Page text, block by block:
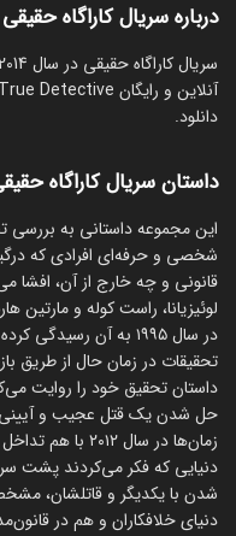
درباره سریال کاراگاه حقیقی
دانلود.
داستان سریال کاراگاه
این مجموعه داستانی به بررسی
شخصی و حرفه‌ای افرادی که
لوئیزیانا، راست کوله و مارتین
در سال ۱۹۹۵ به آن
تحقیقات در زمان حال از طریق
داستان تحقیق خود را روایت
زمان‌ها در سال
دنیایی که فکر می‌کردند پشت
شدن با یکدیگر و قاتلشان،
دنیای خلافکاران و هم در